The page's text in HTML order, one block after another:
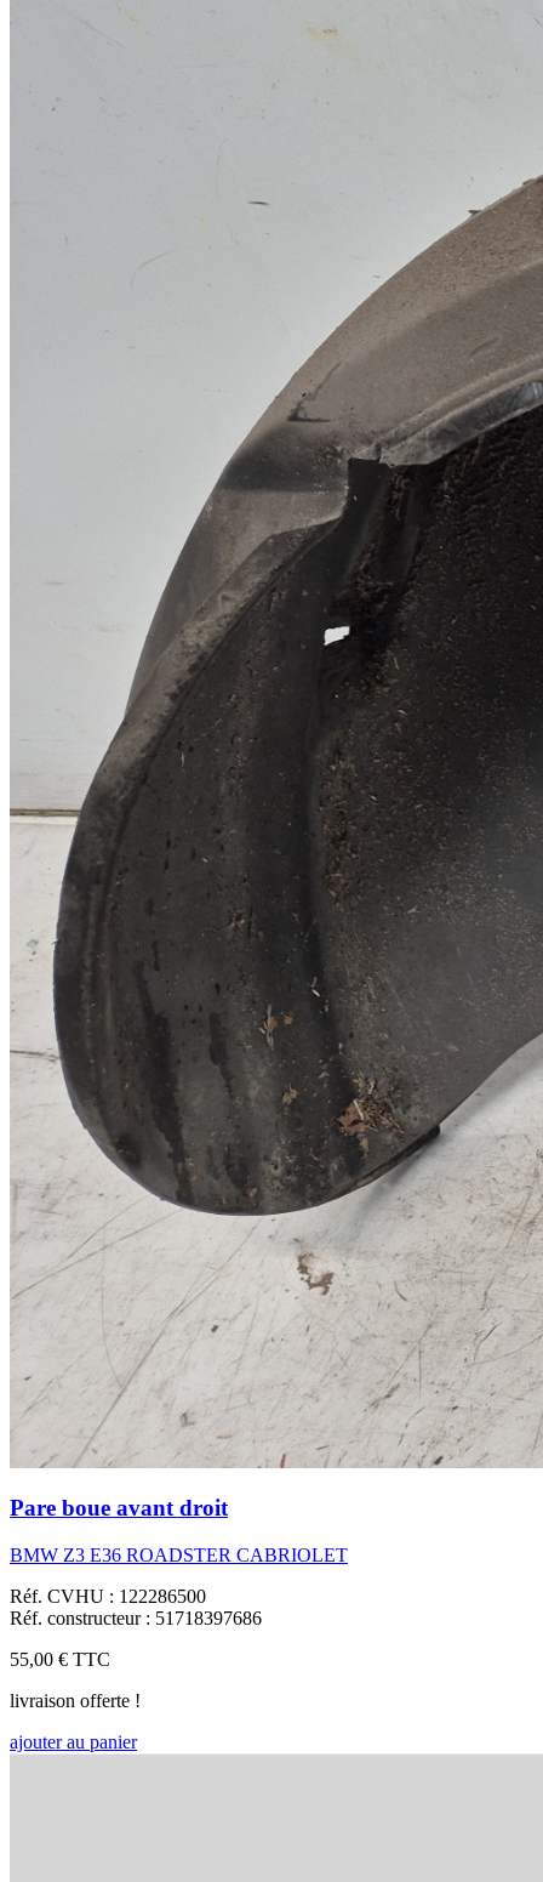
Pare boue avant droit
BMW Z3 E36 ROADSTER CABRIOLET
Réf. CVHU : 122286500
Réf. constructeur : 51718397686
55,00 € TTC
livraison offerte !
ajouter au panier